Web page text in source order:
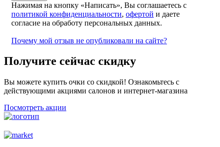
Нажимая на кнопку «Написать», Вы соглашаетесь с
политикой конфиденциальности, офертой и даете
согласие на обработу персональных данных.
Почему мой отзыв не опубликовали на сайте?
Получите сейчас скидку
Вы можете купить очки со скидкой! Ознакомьтесь с
действующими акциями салонов и интернет-магазина
Посмотреть акции